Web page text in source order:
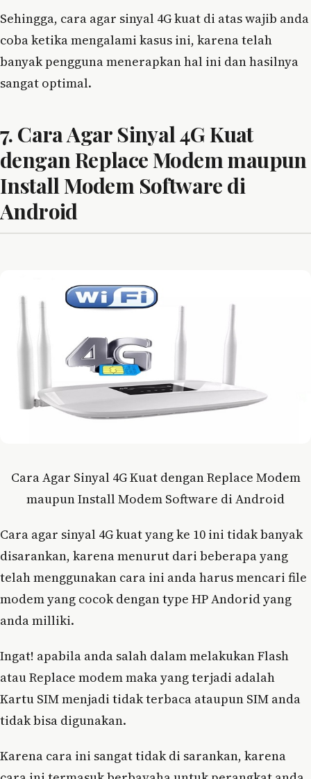
Sehingga, cara agar sinyal 4G kuat di atas wajib anda
coba ketika mengalami kasus ini, karena telah
banyak pengguna menerapkan hal ini dan hasilnya
sangat optimal.
7. Cara Agar Sinyal 4G Kuat
dengan Replace Modem maupun
Install Modem Software di
Android
Cara Agar Sinyal 4G Kuat dengan Replace Modem
maupun Install Modem Software di Android
Cara agar sinyal 4G kuat yang ke 10 ini tidak banyak
disarankan, karena menurut dari beberapa yang
telah menggunakan cara ini anda harus mencari file
modem yang cocok dengan type HP Andorid yang
anda milliki.
Ingat! apabila anda salah dalam melakukan Flash
atau Replace modem maka yang terjadi adalah
Kartu SIM menjadi tidak terbaca ataupun SIM anda
tidak bisa digunakan.
Karena cara ini sangat tidak di sarankan, karena